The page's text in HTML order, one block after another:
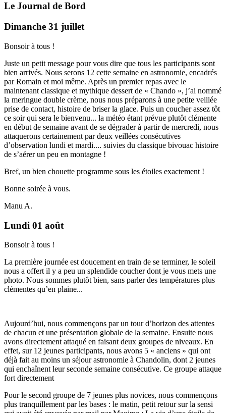
Le Journal de Bord
Dimanche 31 juillet
Bonsoir à tous !
Juste un petit message pour vous dire que tous les participants sont
bien arrivés. Nous serons 12 cette semaine en astronomie, encadrés
par Romain et moi même. Après un premier repas avec le
maintenant classique et mythique dessert de « Chando », j’ai nommé
la meringue double crème, nous nous préparons à une petite veillée
prise de contact, histoire de briser la glace. Puis un coucher assez tôt
ce soir qui sera le bienvenu... la météo étant prévue plutôt clémente
en début de semaine avant de se dégrader à partir de mercredi, nous
attaquerons certainement par deux veillées consécutives
d’observation lundi et mardi.... suivies du classique bivouac histoire
de s’aérer un peu en montagne !
Bref, un bien chouette programme sous les étoiles exactement !
Bonne soirée à vous.
Manu A.
Lundi 01 août
Bonsoir à tous !
La première journée est doucement en train de se terminer, le soleil
nous a offert il y a peu un splendide coucher dont je vous mets une
photo. Nous sommes plutôt bien, sans parler des températures plus
clémentes qu’en plaine...
Aujourd’hui, nous commençons par un tour d’horizon des attentes
de chacun et une présentation globale de la semaine. Ensuite nous
avons directement attaqué en faisant deux groupes de niveaux. En
effet, sur 12 jeunes participants, nous avons 5 « anciens » qui ont
déjà fait au moins un séjour astronomie à Chandolin, dont 2 jeunes
qui enchaînent leur seconde semaine consécutive. Ce groupe attaque
fort directement
Pour le second groupe de 7 jeunes plus novices, nous commençons
plus tranquillement par les bases : le matin, petit retour sur la sensi